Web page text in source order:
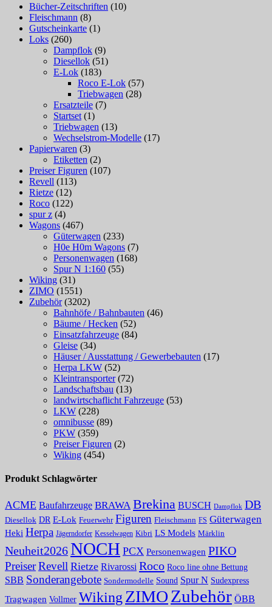
Bücher-Zeitschriften (10)
Fleischmann (8)
Gutscheinkarte (1)
Loks (260)
Dampflok (9)
Diesellok (51)
E-Lok (183)
Roco E-Lok (57)
Triebwagen (28)
Ersatzteile (7)
Startset (1)
Triebwagen (13)
Wechselstrom-Modelle (17)
Papierwaren (3)
Etiketten (2)
Preiser Figuren (107)
Revell (113)
Rietze (12)
Roco (122)
spur z (4)
Wagons (467)
Güterwagen (233)
H0e H0m Wagons (7)
Personenwagen (168)
Spur N 1:160 (55)
Wiking (31)
ZIMO (1551)
Zubehör (3202)
Bahnhöfe / Bahnbauten (46)
Bäume / Hecken (52)
Einsatzfahrzeuge (84)
Gleise (34)
Häuser / Ausstattung / Gewerbebauten (17)
Herpa LKW (52)
Kleintransporter (72)
Landschaftsbau (13)
landwirtschaflicht Fahrzeuge (53)
LKW (228)
omnibusse (89)
PKW (359)
Preiser Figuren (2)
Wiking (454)
Produkt Schlagwörter
ACME Baufahrzeuge BRAWA Brekina BUSCH Dampflok DB
Diesellok DR E-Lok Feuerwehr Figuren Fleischmann FS Güterwagen
Heki Herpa Jägerndorfer Kesselwagen Kibri LS Models Märklin
Neuheit2026NOCH PCX Personenwagen PIKO
PreiserRevell Rietze Rivarossi Roco Roco line ohne Bettung
SBB Sonderangebote Sondermodelle Sound Spur N Sudexpress
Tragwagen Vollmer Wiking ZIMOZubehör ÖBB